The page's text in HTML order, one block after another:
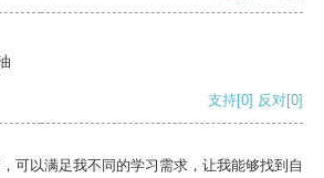
支持[0] 反对[0]
可以满足我不同的学习需求，让我能够找到自